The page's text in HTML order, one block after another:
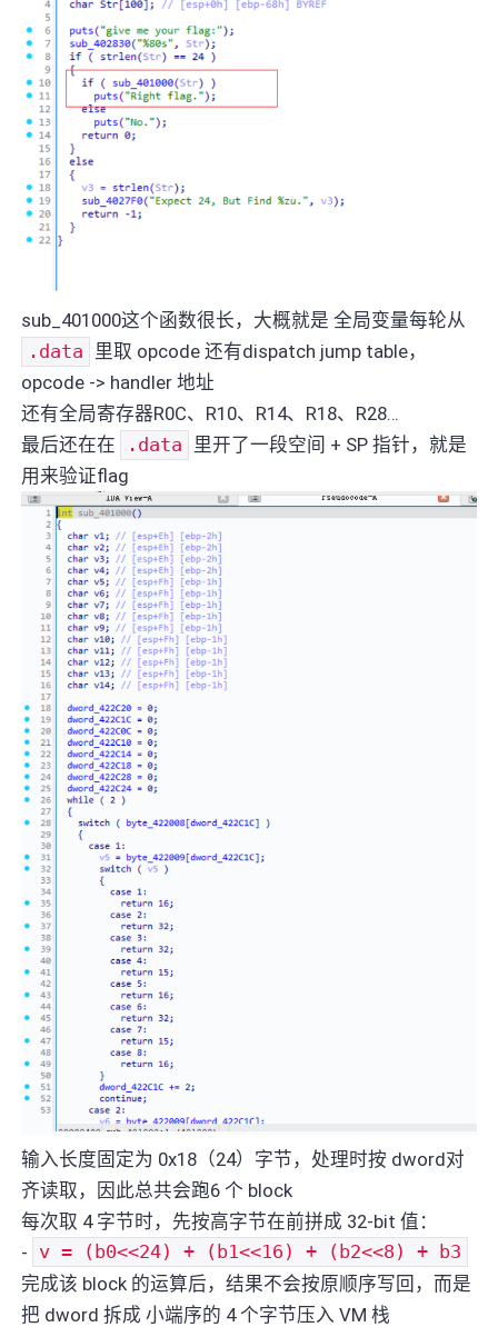
sub_401000这个函数很长，大概就是 全局变量每轮从
.data
里取 opcode 还有dispatch jump table，
opcode -> handler 地址
还有全局寄存器R0C、R10、R14、R18、R28…
最后还在在
.data
里开了一段空间 + SP 指针，就是
用来验证flag
输入长度固定为 0x18（24）字节，处理时按 dword对
齐读取，因此总共会跑6 个 block
每次取 4 字节时，先按高字节在前拼成 32-bit 值：
- v = (b0<<24) + (b1<<16) + (b2<<8) + b3
完成该 block 的运算后，结果不会按原顺序写回，而是
把 dword 拆成 小端序的 4 个字节压入 VM 栈